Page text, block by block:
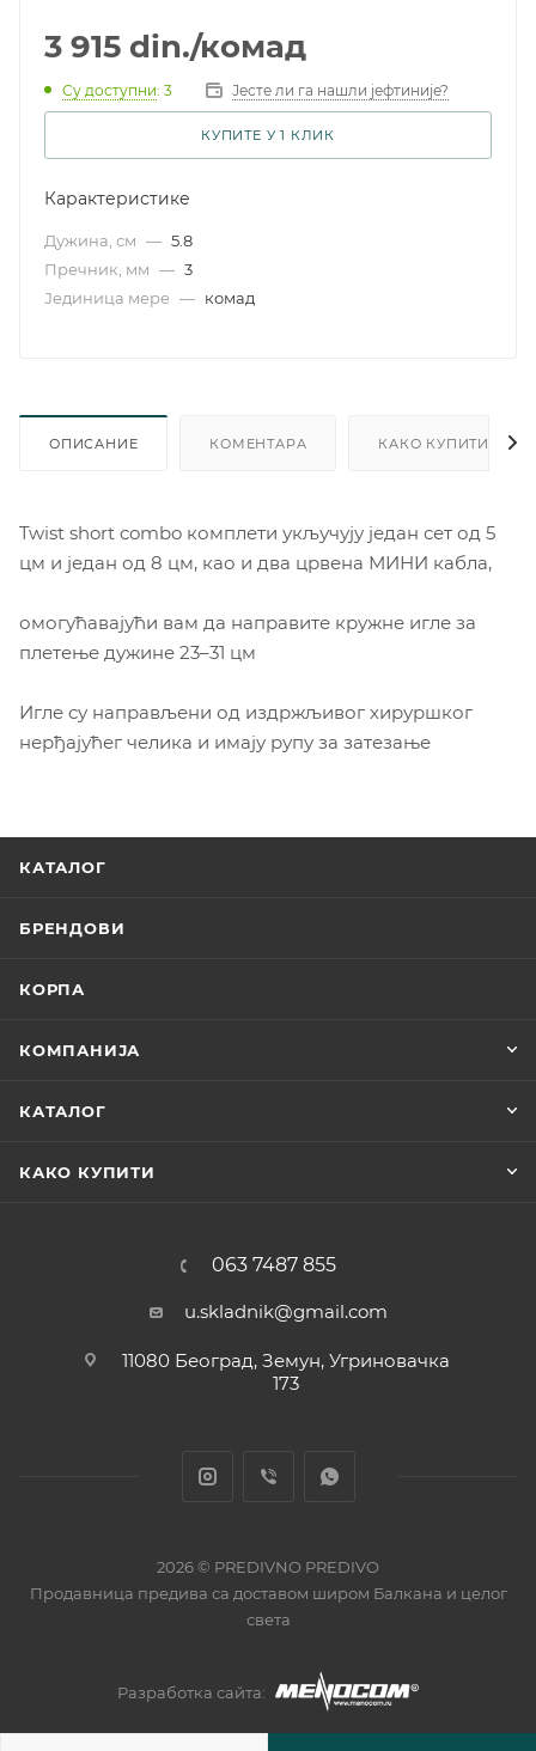
3 915 din./комад
Су доступни: 3 Јесте ли га нашли јефтиније?
КУПИТЕ У 1 КЛИК
Карактеристике
Дужина, см — 5.8
Пречник, мм — 3
Јединица мере — комад
ОПИСАНИЕ КОМЕНТАРА КАКО КУПИТИ
Twist short combo комплети укључују један сет од 5
цм и један од 8 цм, као и два црвена МИНИ кабла,
омогућавајући вам да направите кружне игле за
плетење дужине 23–31 цм
Игле су направљени од издржљивог хируршког
нерђајућег челика и имају рупу за затезање
КАТАЛОГ
БРЕНДОВИ
КОРПА
КОМПАНИЈА
КАТАЛОГ
КАКО КУПИТИ
063 7487 855
u.skladnik@gmail.com
11080 Београд, Земун, Угриновачка
173
2026 © PREDIVNO PREDIVO
Продавница предива са доставом широм Балкана и целог
света
Разработка сайта: